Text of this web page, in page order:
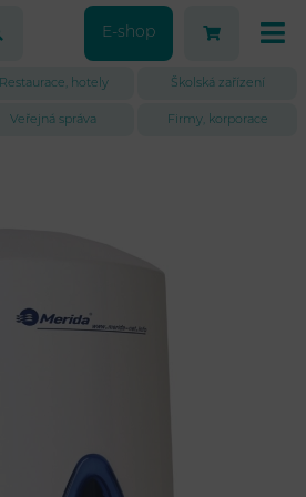
E-shop
Restaurace, hotely Školská zařízení
Veřejná správa Firmy, korporace